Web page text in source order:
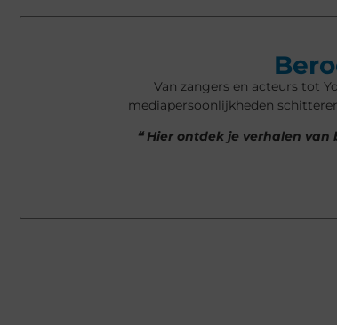
Van zangers en acteurs tot
mediapersoonlijkheden
❝ Hier ontdek je verhalen